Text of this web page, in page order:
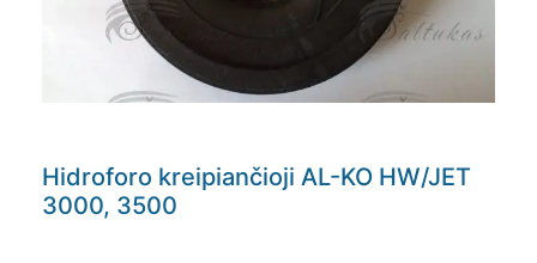
Hidroforo kreipiančioji AL-KO HW/JET
3000, 3500